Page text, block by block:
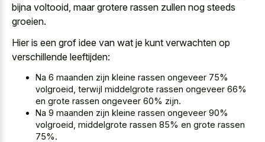
bijna voltooid, maar grotere rassen zullen nog steeds
groeien.
Hier is een grof idee van wat je kunt verwachten op
verschillende leeftijden:
Na 6 maanden zijn kleine rassen ongeveer 75%
volgroeid, terwijl middelgrote rassen ongeveer 66%
en grote rassen ongeveer 60% zijn.
Na 9 maanden zijn kleine rassen ongeveer 90%
volgroeid, middelgrote rassen 85% en grote rassen
75%.